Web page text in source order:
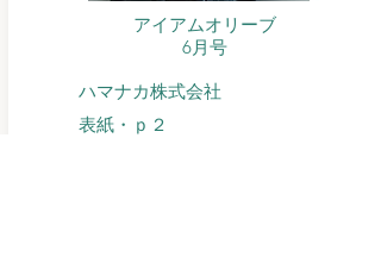
アイアムオリーブ
​6月号
ハマナカ株式会社
表紙・ｐ２